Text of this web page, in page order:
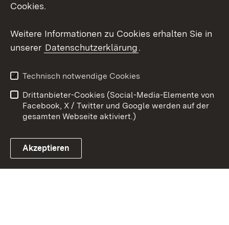
Link zum Landesportal
Barrierefreiheit
Benutzungshinweise
Impressum
Cookies
Cookies.
Weitere Informationen zu Cookies erhalten Sie in
unserer Datenschutzerklärung.
Technisch notwendige Cookies
Drittanbieter-Cookies (Social-Media-Elemente von
Facebook, X / Twitter und Google werden auf der
gesamten Webseite aktiviert.)
Akzeptieren